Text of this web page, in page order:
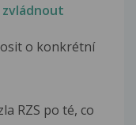
o konkrétní
RZS po té, co